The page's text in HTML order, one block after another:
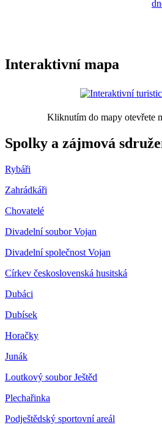
Interaktivní mapa
Kliknutím do mapy otevřete
Spolky a zájmová
Rybáři
Zahrádkáři
Chovatelé
Divadelní soubor Vojan
Divadelní společnost Vojan
Církev československá husitská
Dubáci
Dubísek
Horačky
Junák
Loutkový soubor Ještěd
Plechařinka
Podještědský sportovní areál